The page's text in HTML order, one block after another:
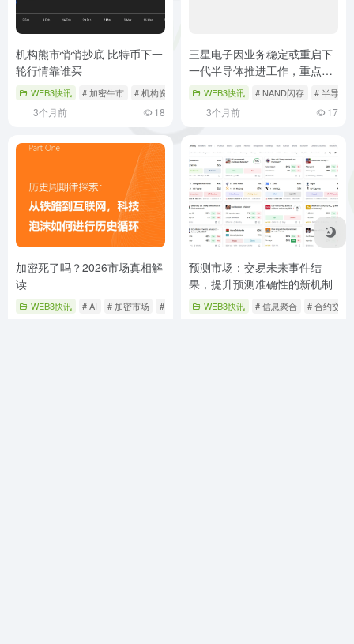
机构熊市悄悄抄底 比特币下一
轮行情靠谁买
WEB3快讯 # 加密牛市 # 机构资金 # 比特币
3个月前 18
三星电子因业务稳定或重启下
一代半导体推进工作，重点在
这几方面
WEB3快讯 # NAND闪存 # 半导体
3个月前 17
加密死了吗？2026市场真相解
读
WEB3快讯 # AI # 加密市场 # 加密泡沫
预测市场：交易未来事件结
果，提升预测准确性的新机制
WEB3快讯 # 信息聚合 # 合约交易